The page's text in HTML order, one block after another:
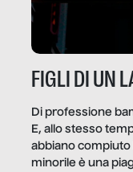
FIGLI DI UN
Di professione
E, allo stesso
abbiano compiuto
minorile è una